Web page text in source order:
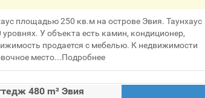
площадью 250 кв.м на острове Эвия. Таyнхаус
У объекта есть камин, кондиционер,
продается с мебелью. К недвижимости
место...Подробнее
480 m² Эвия